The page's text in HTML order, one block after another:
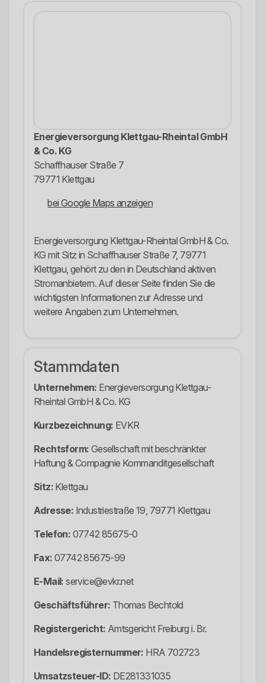
Energieversorgung Klettgau-Rheintal GmbH
& Co. KG
Schaffhauser Straße 7
79771 Klettgau
bei Google Maps anzeigen
Energieversorgung Klettgau-Rheintal GmbH & Co.
KG mit Sitz in Schaffhauser Straße 7, 79771
Klettgau, gehört zu den in Deutschland aktiven
Stromanbietern. Auf dieser Seite finden Sie die
wichtigsten Informationen zur Adresse und
weitere Angaben zum Unternehmen.
Stammdaten
Unternehmen: Energieversorgung Klettgau-
Rheintal GmbH & Co. KG
Kurzbezeichnung: EVKR
Rechtsform: Gesellschaft mit beschränkter
Haftung & Compagnie Kommanditgesellschaft
Sitz: Klettgau
Adresse: Industriestraße 19, 79771 Klettgau
Telefon: 07742 85675-0
Fax: 07742 85675-99
E-Mail: service@evkr.net
Geschäftsführer: Thomas Bechtold
Registergericht: Amtsgericht Freiburg i. Br.
Handelsregisternummer: HRA 702723
Umsatzsteuer-ID: DE281331035